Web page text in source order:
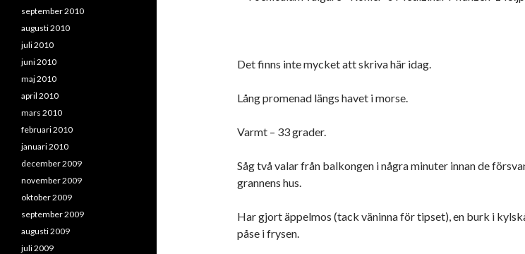
Det finns inte mycket att skriva här idag.
Lång promenad längs havet i morse.
Varmt – 33 grader.
Såg två valar från balkongen i några minuter innan de
grannens hus.
Har gjort äppelmos (tack väninna för tipset), en burk i
påse i frysen.
september 2010
augusti 2010
juli 2010
juni 2010
maj 2010
april 2010
mars 2010
februari 2010
januari 2010
december 2009
november 2009
oktober 2009
september 2009
augusti 2009
juli 2009